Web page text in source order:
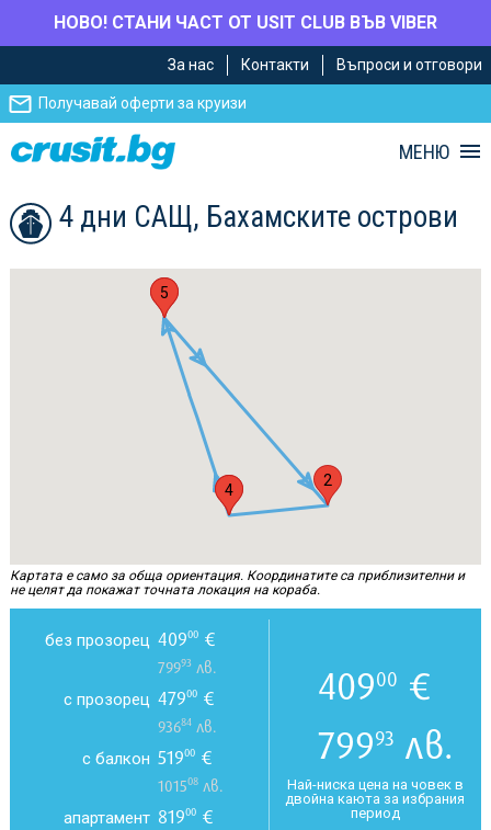
НОВО! СТАНИ ЧАСТ ОТ USIT CLUB ВЪВ VIBER
главното
съдържание
Навигацията
За нас Контакти Въпроси и отговори
Получавай оферти за круизи
МЕНЮ
4 дни САЩ, Бахамските острови
1
2
3
4
5
Картата е само за обща ориентация. Координатите са приблизителни и
не целят да покажат точната локация на кораба.
без прозорец 40900€
79993 лв.
с прозорец 47900€
93684лв.
с балкон 51900€
101508лв.
апартамент 81900€
40900 €
79993 лв.
Най-ниска цена на човек в
двойна каюта за избрания
период